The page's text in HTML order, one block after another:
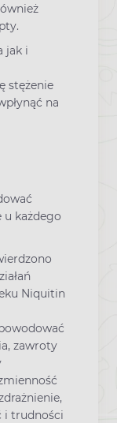
jak i
stężenie
na
u każdego
Niquitin
zawroty
i trudności